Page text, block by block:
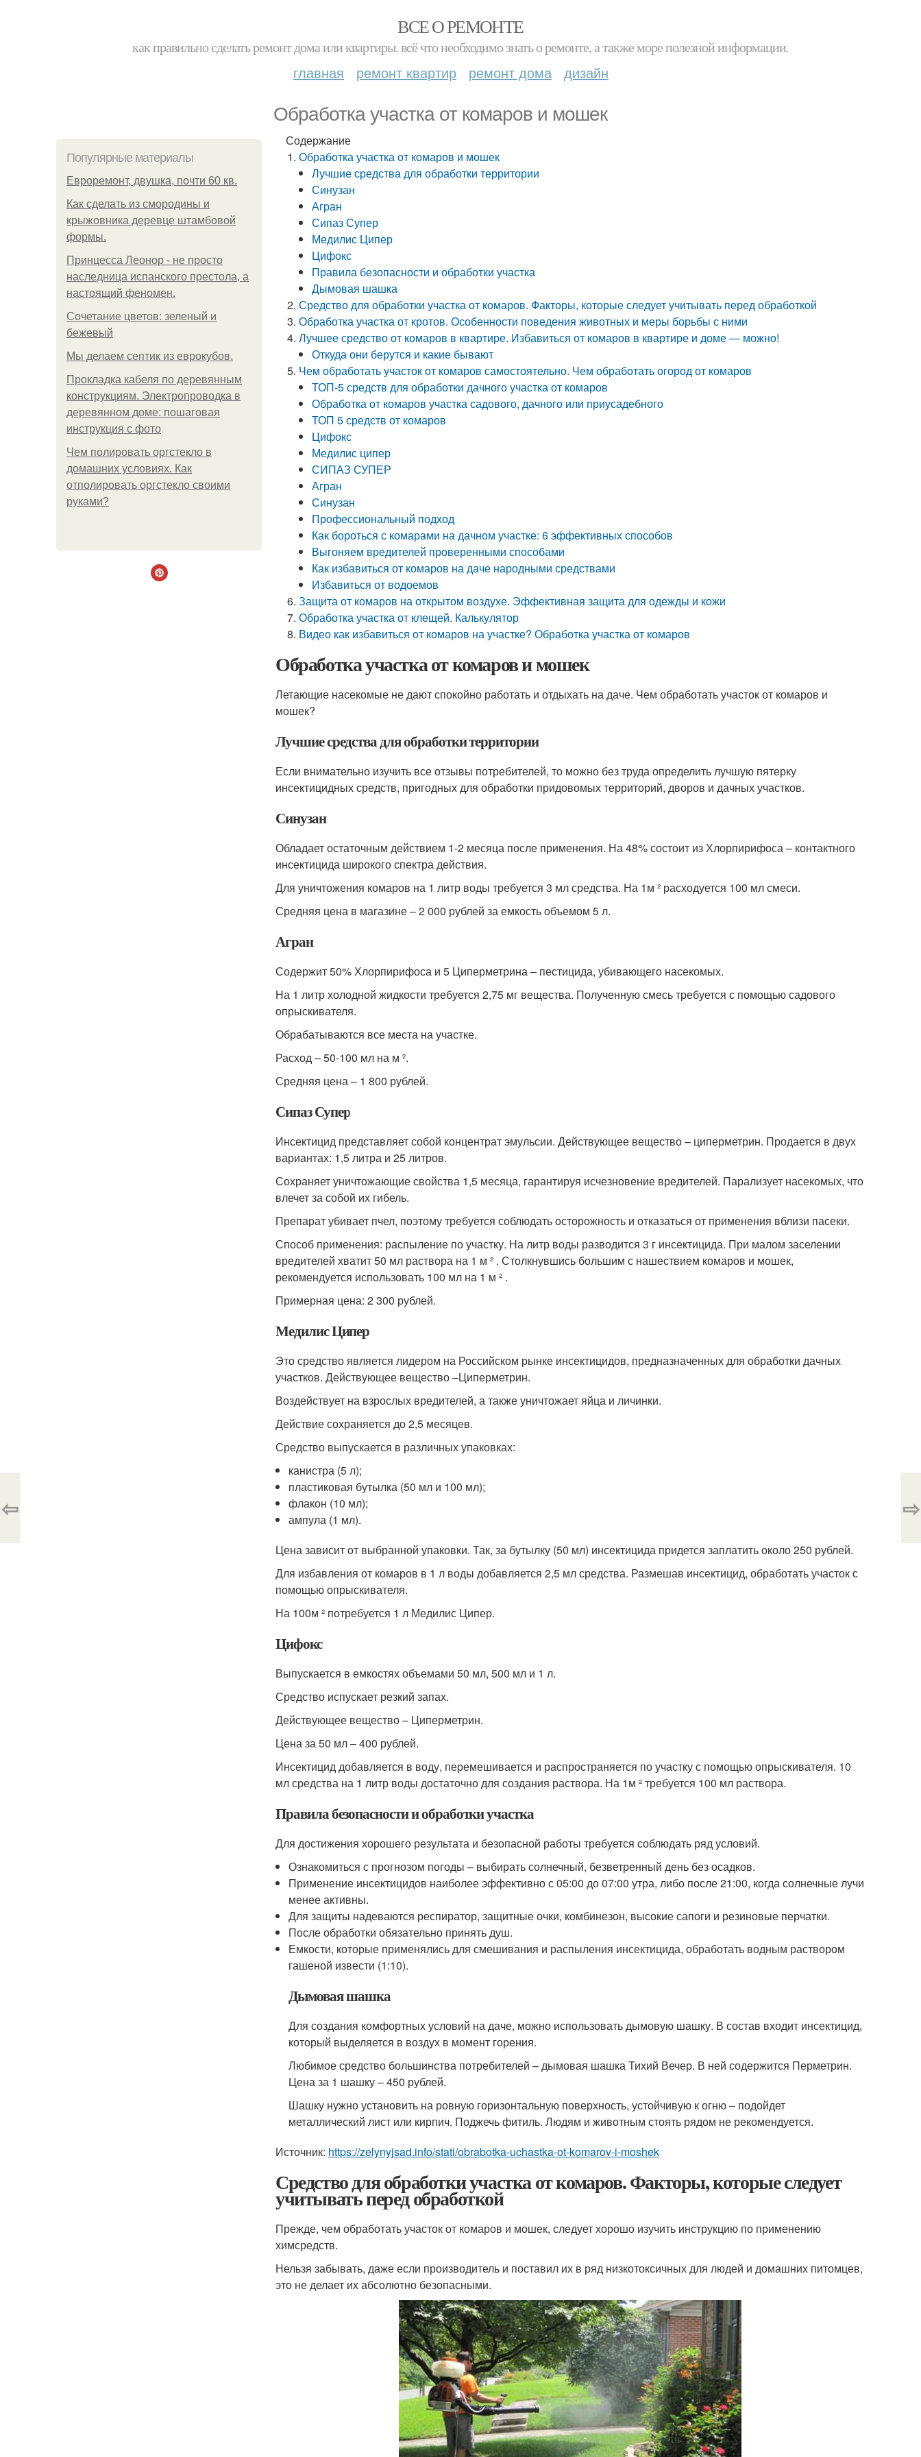
ВСЕ О РЕМОНТЕ
как правильно сделать ремонт дома или квартиры. всё что необходимо знать о ремонте, а также море полезной информации.
главная ремонт квартир ремонт дома дизайн
Обработка участка от комаров и мошек
Популярные материалы
Евроремонт, двушка, почти 60 кв.
Как сделать из смородины и
крыжовника деревце штамбовой
формы.
Принцесса Леонор - не просто
наследница испанского престола, а
настоящий феномен.
Сочетание цветов: зеленый и
бежевый
Мы делаем септик из еврокубов.
Прокладка кабеля по деревянным
конструкциям. Электропроводка в
деревянном доме: пошаговая
инструкция с фото
Чем полировать оргстекло в
домашних условиях. Как
отполировать оргстекло своими
руками?
Содержание
Обработка участка от комаров и мошек
Лучшие средства для обработки территории
Синузан
Агран
Сипаз Супер
Медилис Ципер
Цифокс
Правила безопасности и обработки участка
Дымовая шашка
Средство для обработки участка от комаров. Факторы, которые следует учитывать перед обработкой
Обработка участка от кротов. Особенности поведения животных и меры борьбы с ними
Лучшее средство от комаров в квартире. Избавиться от комаров в квартире и доме — можно!
Откуда они берутся и какие бывают
Чем обработать участок от комаров самостоятельно. Чем обработать огород от комаров
ТОП-5 средств для обработки дачного участка от комаров
Обработка от комаров участка садового, дачного или приусадебного
ТОП 5 средств от комаров
Цифокс
Медилис ципер
СИПАЗ СУПЕР
Агран
Синузан
Профессиональный подход
Как бороться с комарами на дачном участке: 6 эффективных способов
Выгоняем вредителей проверенными способами
Как избавиться от комаров на даче народными средствами
Избавиться от водоемов
Защита от комаров на открытом воздухе. Эффективная защита для одежды и кожи
Обработка участка от клещей. Калькулятор
Видео как избавиться от комаров на участке? Обработка участка от комаров
Обработка участка от комаров и мошек
Летающие насекомые не дают спокойно работать и отдыхать на даче. Чем обработать участок от комаров и
мошек?
Лучшие средства для обработки территории
Если внимательно изучить все отзывы потребителей, то можно без труда определить лучшую пятерку
инсектицидных средств, пригодных для обработки придовомых территорий, дворов и дачных участков.
Синузан
Обладает остаточным действием 1-2 месяца после применения. На 48% состоит из Хлорпирифоса – контактного
инсектицида широкого спектра действия.
Для уничтожения комаров на 1 литр воды требуется 3 мл средства. На 1м ² расходуется 100 мл смеси.
Средняя цена в магазине – 2 000 рублей за емкость объемом 5 л.
Агран
Содержит 50% Хлорпирифоса и 5 Циперметрина – пестицида, убивающего насекомых.
На 1 литр холодной жидкости требуется 2,75 мг вещества. Полученную смесь требуется с помощью садового
опрыскивателя.
Обрабатываются все места на участке.
Расход – 50-100 мл на м ².
Средняя цена – 1 800 рублей.
Сипаз Супер
Инсектицид представляет собой концентрат эмульсии. Действующее вещество – циперметрин. Продается в двух
вариантах: 1,5 литра и 25 литров.
Сохраняет уничтожающие свойства 1,5 месяца, гарантируя исчезновение вредителей. Парализует насекомых, что
влечет за собой их гибель.
Препарат убивает пчел, поэтому требуется соблюдать осторожность и отказаться от применения вблизи пасеки.
Способ применения: распыление по участку. На литр воды разводится 3 г инсектицида. При малом заселении
вредителей хватит 50 мл раствора на 1 м ² . Столкнувшись большим с нашествием комаров и мошек,
рекомендуется использовать 100 мл на 1 м ² .
Примерная цена: 2 300 рублей.
Медилис Ципер
Это средство является лидером на Российском рынке инсектицидов, предназначенных для обработки дачных
участков. Действующее вещество –Циперметрин.
Воздействует на взрослых вредителей, а также уничтожает яйца и личинки.
Действие сохраняется до 2,5 месяцев.
Средство выпускается в различных упаковках:
канистра (5 л);
пластиковая бутылка (50 мл и 100 мл);
флакон (10 мл);
ампула (1 мл).
Цена зависит от выбранной упаковки. Так, за бутылку (50 мл) инсектицида придется заплатить около 250 рублей.
Для избавления от комаров в 1 л воды добавляется 2,5 мл средства. Размешав инсектицид, обработать участок с
помощью опрыскивателя.
На 100м ² потребуется 1 л Медилис Ципер.
Цифокс
Выпускается в емкостях объемами 50 мл, 500 мл и 1 л.
Средство испускает резкий запах.
Действующее вещество – Циперметрин.
Цена за 50 мл – 400 рублей.
Инсектицид добавляется в воду, перемешивается и распространяется по участку с помощью опрыскивателя. 10
мл средства на 1 литр воды достаточно для создания раствора. На 1м ² требуется 100 мл раствора.
Правила безопасности и обработки участка
Для достижения хорошего результата и безопасной работы требуется соблюдать ряд условий.
Ознакомиться с прогнозом погоды – выбирать солнечный, безветренный день без осадков.
Применение инсектицидов наиболее эффективно с 05:00 до 07:00 утра, либо после 21:00, когда солнечные лучи
менее активны.
Для защиты надеваются респиратор, защитные очки, комбинезон, высокие сапоги и резиновые перчатки.
После обработки обязательно принять душ.
Емкости, которые применялись для смешивания и распыления инсектицида, обработать водным раствором
гашеной извести (1:10).
Дымовая шашка
Для создания комфортных условий на даче, можно использовать дымовую шашку. В состав входит инсектицид,
который выделяется в воздух в момент горения.
Любимое средство большинства потребителей – дымовая шашка Тихий Вечер. В ней содержится Перметрин.
Цена за 1 шашку – 450 рублей.
Шашку нужно установить на ровную горизонтальную поверхность, устойчивую к огню – подойдет
металлический лист или кирпич. Поджечь фитиль. Людям и животным стоять рядом не рекомендуется.
Источник: https://zelynyjsad.info/stati/obrabotka-uchastka-ot-komarov-i-moshek
Средство для обработки участка от комаров. Факторы, которые следует
учитывать перед обработкой
Прежде, чем обработать участок от комаров и мошек, следует хорошо изучить инструкцию по применению
химсредств.
Нельзя забывать, даже если производитель и поставил их в ряд низкотоксичных для людей и домашних питомцев,
это не делает их абсолютно безопасными.
⇦ ⇨